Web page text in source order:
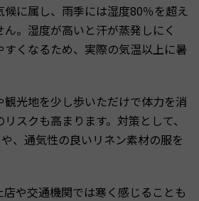
に属し、雨季には湿度80％を超え
。湿度が高いと汗が蒸発しにく
すくなるため、実際の気温以上に暑
観光地を少し歩いただけで体力を消
スクも高まります。対策として、
、通気性の良いリネン素材の服を
や交通機関では寒く感じることも